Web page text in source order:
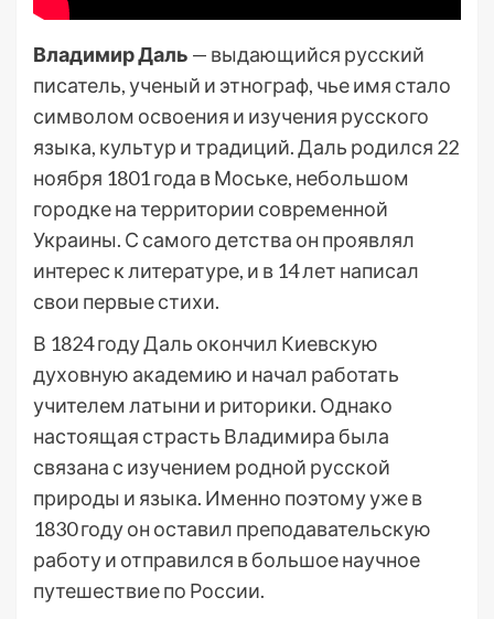
Владимир Даль — выдающийся русский
писатель, ученый и этнограф, чье имя стало
символом освоения и изучения русского
языка, культур и традиций. Даль родился 22
ноября 1801 года в Моське, небольшом
городке на территории современной
Украины. С самого детства он проявлял
интерес к литературе, и в 14 лет написал
свои первые стихи.
В 1824 году Даль окончил Киевскую
духовную академию и начал работать
учителем латыни и риторики. Однако
настоящая страсть Владимира была
связана с изучением родной русской
природы и языка. Именно поэтому уже в
1830 году он оставил преподавательскую
работу и отправился в большое научное
путешествие по России.